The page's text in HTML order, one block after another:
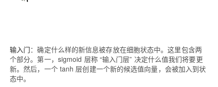
输入门：确定什么样的新信息被存放在细胞状态中。这里包含两
个部分。第一，sigmoid 层称 “输入门层” 决定什么值我们将要更
新。然后，一个 tanh 层创建一个新的候选值向量，会被加入到状
态中。